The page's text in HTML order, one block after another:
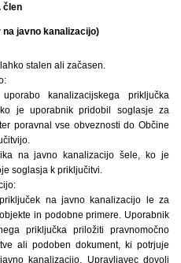
člen
javno kanalizacijo)
stalen ali začasen.
kanalizacijskega priključka
je uporabnik pridobil soglasje za
poravnal vse obveznosti do Občine
na javno kanalizacijo šele, ko je
soglasja k priključitvi.
na javno kanalizacijo le za
in podobne primere. Uporabnik
priključka priložiti pravnomočno
ali podoben dokument, ki potrjuje
kanalizacijo. Upravljavec dovoli